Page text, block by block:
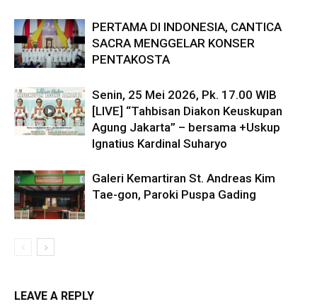
PERTAMA DI INDONESIA, CANTICA
SACRA MENGGELAR KONSER
PENTAKOSTA
Senin, 25 Mei 2026, Pk. 17.00 WIB
[LIVE] “Tahbisan Diakon Keuskupan
Agung Jakarta” – bersama +Uskup
Ignatius Kardinal Suharyo
Galeri Kemartiran St. Andreas Kim
Tae-gon, Paroki Puspa Gading
LEAVE A REPLY